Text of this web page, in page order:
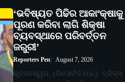
‘ଭବିଷ୍ୟତ ପିଢିର ଆକାଂକ୍ଷାକୁ
ପୂରଣ କରିବା ଲାଗି ଶିକ୍ଷା
ବ୍ୟବସ୍ଥାରେ ପରିବର୍ତ୍ତନ
ଜରୁରୀ’
Reporters Pen August 7, 2026
ଭୁବନେଶ୍ୱର, (ରିପୋର୍ଟର୍ସ ପେନ୍‌): ବ୍ରିକ୍ସ